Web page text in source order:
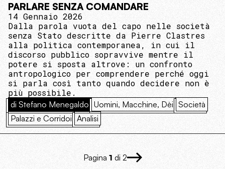
PARLARE SENZA COMANDARE
14 Gennaio 2026
Dalla parola vuota del capo nelle società
senza Stato descritte da Pierre Clastres
alla politica contemporanea, in cui il
discorso pubblico sopravvive mentre il
potere si sposta altrove: un confronto
antropologico per comprendere perché oggi
si parla così tanto quando decidere non è
più possibile.
di Stefano Menegaldo Uomini, Macchine, Dèi Società
Palazzi e Corridoi Analisi
Pagina 1 di 2